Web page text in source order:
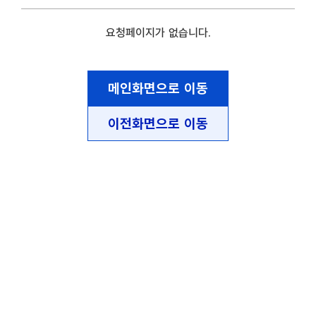
요청페이지가 없습니다.
메인화면으로 이동
이전화면으로 이동